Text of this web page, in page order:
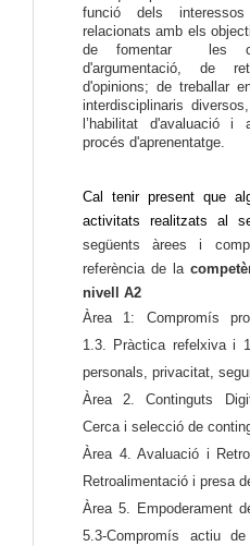
funció dels
relacionats amb els
de fomentar les
d'argumentació, de
d'opinions; de treballar
interdisciplinaris
l’habilitat d'avaluació i
procés d'aprenentatge.
Cal tenir present que
activitats realitzats al
següents àrees i
referència de la
nivell A2
Àrea 1: Compromís
1.3. Pràctica refelxiva i
personals, privacitat,
Àrea 2. Continguts
Cerca i selecció de
Àrea 4. Avaluació i
Retroalimentació i presa
Àrea 5. Empoderament
5.3-Compromís actiu